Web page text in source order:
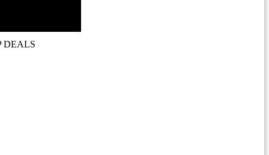
DEALS